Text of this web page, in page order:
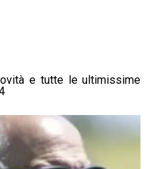
e tutte le ultimissime